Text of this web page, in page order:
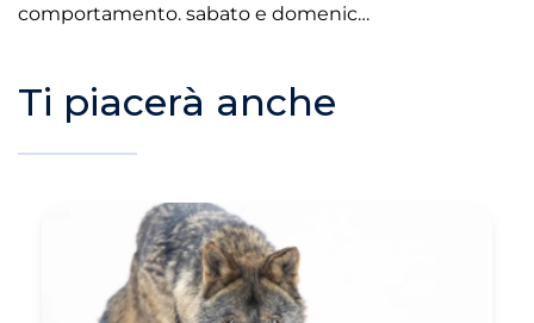
comportamento. sabato e domenic…
Ti piacerà anche